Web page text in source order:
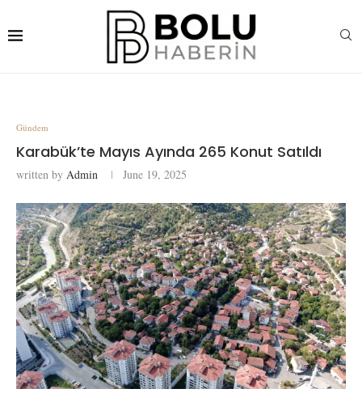
Gündem
Karabük’te Mayıs Ayında 265 Konut Satıldı
written by Admin June 19, 2025